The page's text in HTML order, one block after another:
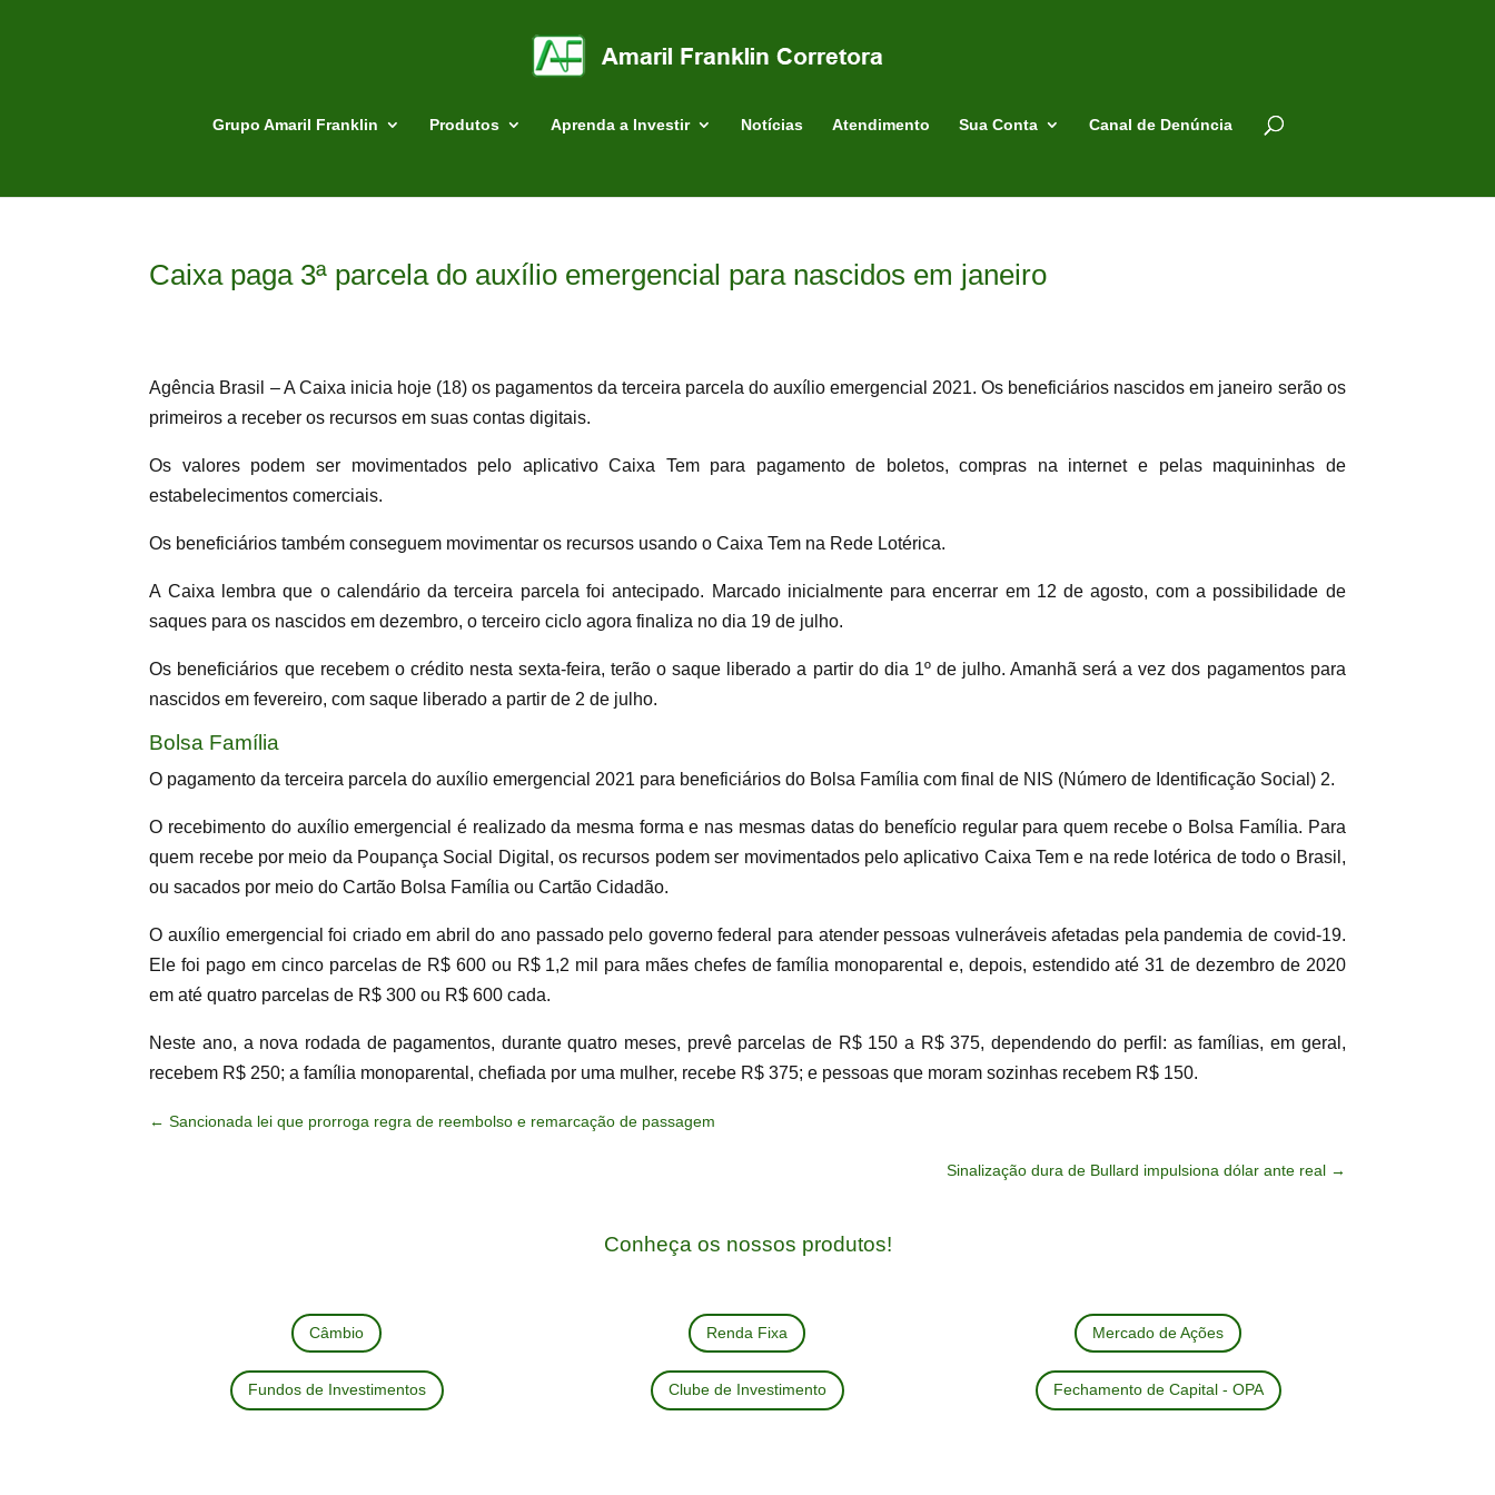
Grupo Amaril Franklin Produtos Aprenda a Investir Notícias Atendimento Sua Conta Canal de Denúncia
Caixa paga 3ª parcela do auxílio emergencial para nascidos em janeiro
Agência Brasil – A Caixa inicia hoje (18) os pagamentos da terceira parcela do auxílio emergencial 2021. Os beneficiários nascidos em janeiro serão os
primeiros a receber os recursos em suas contas digitais.
Os valores podem ser movimentados pelo aplicativo Caixa Tem para pagamento de boletos, compras na internet e pelas maquininhas de
estabelecimentos comerciais.
Os beneficiários também conseguem movimentar os recursos usando o Caixa Tem na Rede Lotérica.
A Caixa lembra que o calendário da terceira parcela foi antecipado. Marcado inicialmente para encerrar em 12 de agosto, com a possibilidade de
saques para os nascidos em dezembro, o terceiro ciclo agora finaliza no dia 19 de julho.
Os beneficiários que recebem o crédito nesta sexta-feira, terão o saque liberado a partir do dia 1º de julho. Amanhã será a vez dos pagamentos para
nascidos em fevereiro, com saque liberado a partir de 2 de julho.
Bolsa Família
O pagamento da terceira parcela do auxílio emergencial 2021 para beneficiários do Bolsa Família com final de NIS (Número de Identificação Social) 2.
O recebimento do auxílio emergencial é realizado da mesma forma e nas mesmas datas do benefício regular para quem recebe o Bolsa Família. Para
quem recebe por meio da Poupança Social Digital, os recursos podem ser movimentados pelo aplicativo Caixa Tem e na rede lotérica de todo o Brasil,
ou sacados por meio do Cartão Bolsa Família ou Cartão Cidadão.
O auxílio emergencial foi criado em abril do ano passado pelo governo federal para atender pessoas vulneráveis afetadas pela pandemia de covid-19.
Ele foi pago em cinco parcelas de R$ 600 ou R$ 1,2 mil para mães chefes de família monoparental e, depois, estendido até 31 de dezembro de 2020
em até quatro parcelas de R$ 300 ou R$ 600 cada.
Neste ano, a nova rodada de pagamentos, durante quatro meses, prevê parcelas de R$ 150 a R$ 375, dependendo do perfil: as famílias, em geral,
recebem R$ 250; a família monoparental, chefiada por uma mulher, recebe R$ 375; e pessoas que moram sozinhas recebem R$ 150.
←Sancionada lei que prorroga regra de reembolso e remarcação de passagem
Sinalização dura de Bullard impulsiona dólar ante real→
Conheça os nossos produtos!
Câmbio
Fundos de Investimentos
Renda Fixa
Clube de Investimento
Mercado de Ações
Fechamento de Capital - OPA